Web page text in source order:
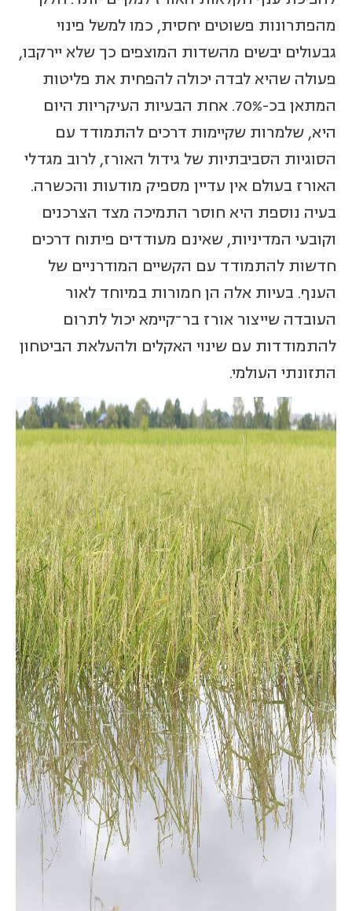
מהפתרונות פשוטים יחסית, כמו למשל פינוי
גבעולים יבשים מהשדות המוצפים כך שלא יירקבו,
פעולה שהיא לבדה יכולה להפחית את פליטות
המתאן בכ-70%. אחת הבעיות העיקריות היום
היא, שלמרות שקיימות דרכים להתמודד עם
הסוגיות הסביבתיות של גידול האורז, לרוב מגדלי
האורז בעולם אין עדיין מספיק מודעות והכשרה.
בעיה נוספת היא חוסר התמיכה מצד הצרכנים
וקובעי המדיניות, שאינם מעודדים פיתוח דרכים
חדשות להתמודד עם הקשיים המודרניים של
הענף. בעיות אלה הן חמורות במיוחד לאור
העובדה שייצור אורז בר־קיימא יכול לתרום
להתמודדות עם שינוי האקלים ולהעלאת הביטחון
התזונתי העולמי.